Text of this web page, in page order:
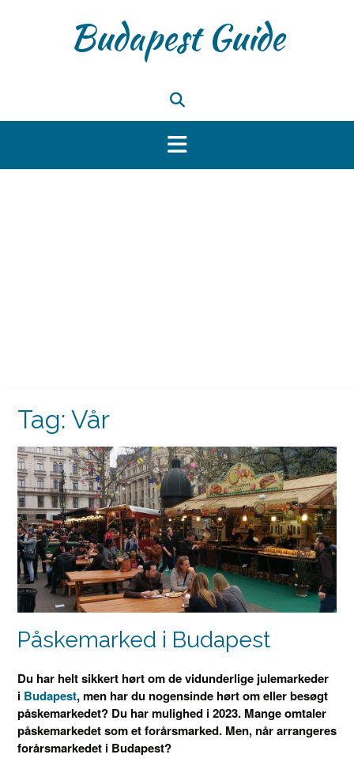
Budapest Guide
Tag: Vår
Påskemarked i Budapest
Du har helt sikkert hørt om de vidunderlige julemarkeder
i Budapest, men har du nogensinde hørt om eller besøgt
påskemarkedet? Du har mulighed i 2023. Mange omtaler
påskemarkedet som et forårsmarked. Men, når arrangeres
forårsmarkedet i Budapest?